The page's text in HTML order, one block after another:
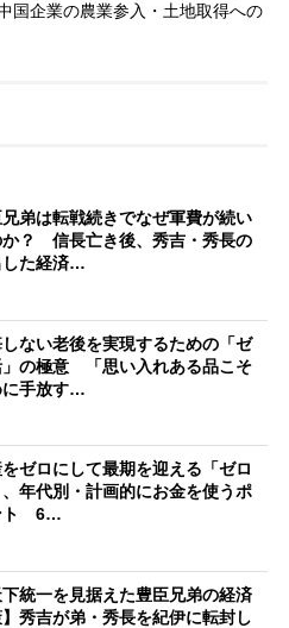
企業の農業参入・土地取得への
弟は転戦続きでなぜ軍費が続い
か？ 信長亡き後、秀吉・秀長の
した経済…
ない老後を実現するための「ゼ
」の極意 「思い入れある品こそ
に手放す…
ゼロにして最期を迎える「ゼロ
年代別・計画的にお金を使うポ
ト 6…
下統一を見据えた豊臣兄弟の経済
秀吉が弟・秀長を紀伊に転封し